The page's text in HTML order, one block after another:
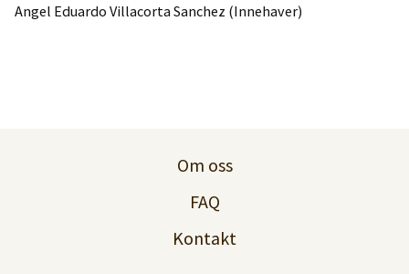
Angel Eduardo Villacorta Sanchez (Innehaver)
Om oss
FAQ
Kontakt